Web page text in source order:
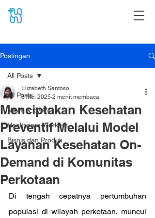
Postingan
All Posts
News & Event
Healthcare Workers
Bisnis dan Produk
All Posts
Menciptakan Kesehatan
Preventif Melalui Model
Layanan Kesehatan On-
Demand di Komunitas
Perkotaan
Elizabeth Santoso
8 Mei 2025 2 menit membaca
Di tengah cepatnya pertumbuhan
populasi di wilayah perkotaan, muncul